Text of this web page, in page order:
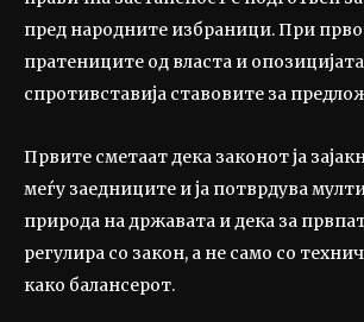
пред народните избраници. При
пратениците од власта и
спротивставија ставовите за
Првите сметаат дека законот ја
меѓу заедниците и ја потврдува
природа на државата и дека за
регулира со закон, а не само со
како балансерот.